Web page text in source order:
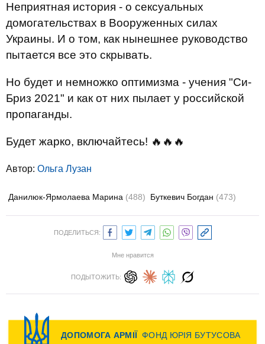
Неприятная история - о сексуальных
домогательствах в Вооруженных силах
Украины. И о том, как нынешнее руководство
пытается все это скрывать.
Но будет и немножко оптимизма - учения "Си-
Бриз 2021" и как от них пылает у российской
пропаганды.
Будет жарко, включайтесь! 🔥🔥🔥
Автор: Ольга Лузан
Данилюк-Ярмолаева Марина (488) Буткевич Богдан (473)
ПОДЕЛИТЬСЯ:
Мне нравится
ПОДЫТОЖИТЬ: